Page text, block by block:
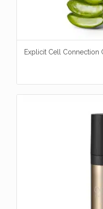
Explicit Cell Connection